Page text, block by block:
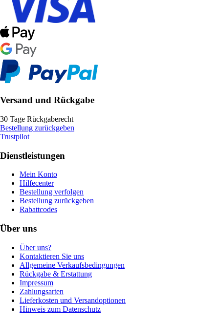
Versand und Rückgabe
30 Tage Rückgaberecht
Bestellung zurückgeben
Trustpilot
Dienstleistungen
Mein Konto
Hilfecenter
Bestellung verfolgen
Bestellung zurückgeben
Rabattcodes
Über uns
Über uns?
Kontaktieren Sie uns
Allgemeine Verkaufsbedingungen
Rückgabe & Erstattung
Impressum
Zahlungsarten
Lieferkosten und Versandoptionen
Hinweis zum Datenschutz